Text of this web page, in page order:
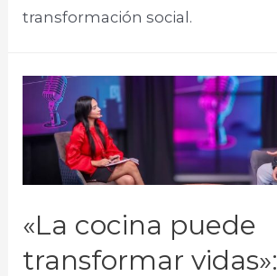
transformación social.​
«La cocina puede
transformar vidas»: